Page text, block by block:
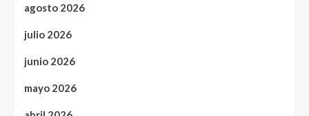
agosto 2026
julio 2026
junio 2026
mayo 2026